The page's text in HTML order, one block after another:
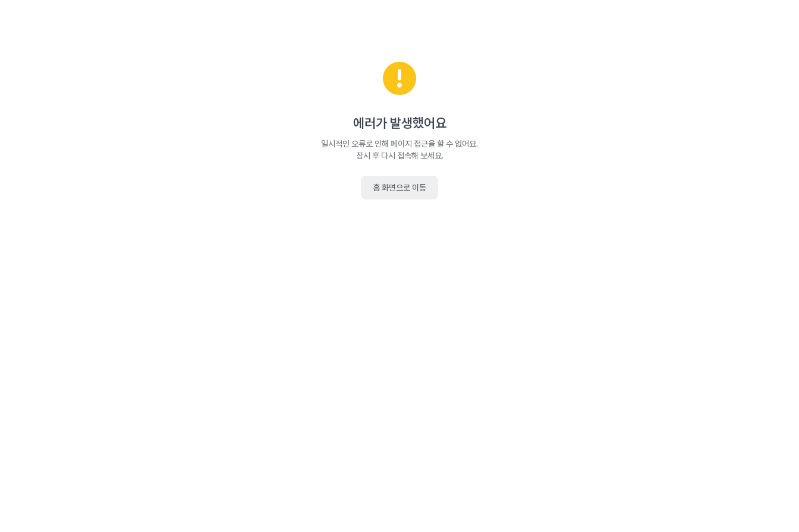
에러가 발생했어요
일시적인 오류로 인해 페이지 접근을 할 수 없어요.
잠시 후 다시 접속해 보세요.
홈 화면으로 이동